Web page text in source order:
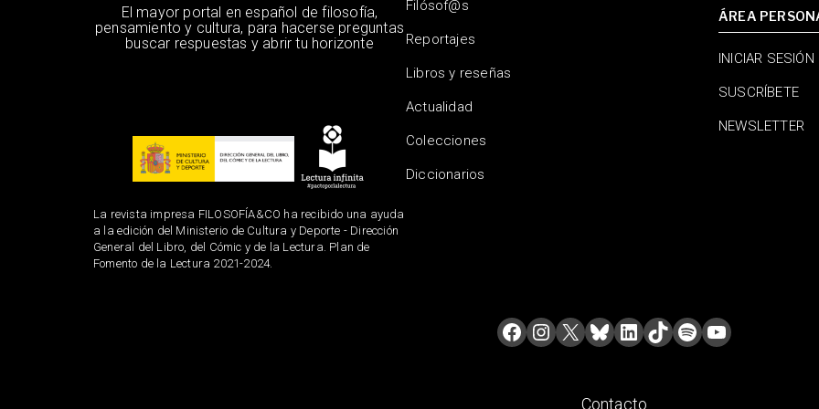
El mayor portal en español de filosofía,
pensamiento y cultura, para hacerse preguntas
buscar respuestas y abrir tu horizonte
La revista impresa FILOSOFÍA&CO ha recibido una ayuda
a la edición del Ministerio de Cultura y Deporte - Dirección
General del Libro, del Cómic y de la Lectura. Plan de
Fomento de la Lectura 2021-2024.
Filósof@s
Reportajes
Libros y reseñas
Actualidad
Colecciones
Diccionarios
ÁREA
INICIAR SESIÓN
SUSCRÍBETE
NEWSLETTER
Contacto